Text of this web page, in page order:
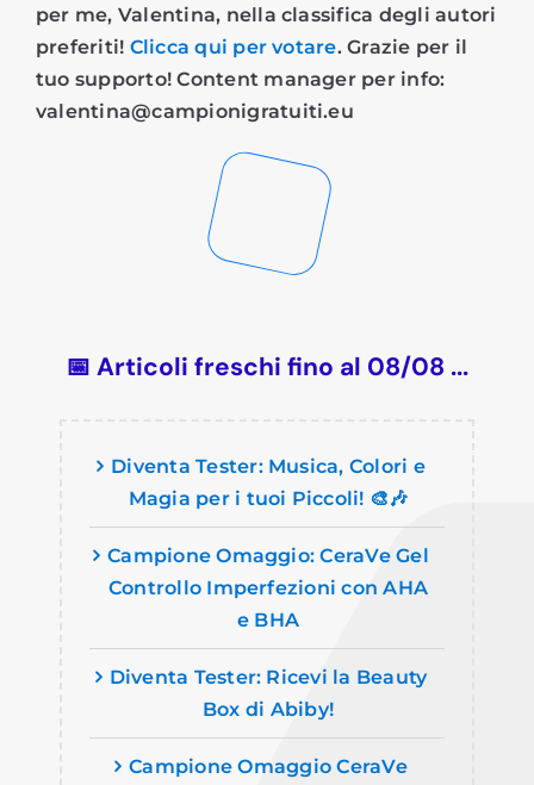
per me, Valentina, nella classifica degli autori
preferiti! Clicca qui per votare. Grazie per il
tuo supporto! Content manager per info:
valentina@campionigratuiti.eu
📅 Articoli freschi fino al 08/08 ...
Diventa Tester: Musica, Colori e
Magia per i tuoi Piccoli! 🎨🎶
Campione Omaggio: CeraVe Gel
Controllo Imperfezioni con AHA
e BHA
Diventa Tester: Ricevi la Beauty
Box di Abiby!
Campione Omaggio CeraVe